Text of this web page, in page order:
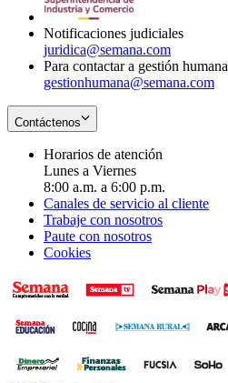
Notificaciones judiciales
juridica@semana.com
Para contactar a gestión humana
gestionhumana@semana.com
Contáctenos
Horarios de atención
Lunes a Viernes
8:00 a.m. a 6:00 p.m.
Canales de servicio al cliente
Trabaje con nosotros
Paute con nosotros
Cookies